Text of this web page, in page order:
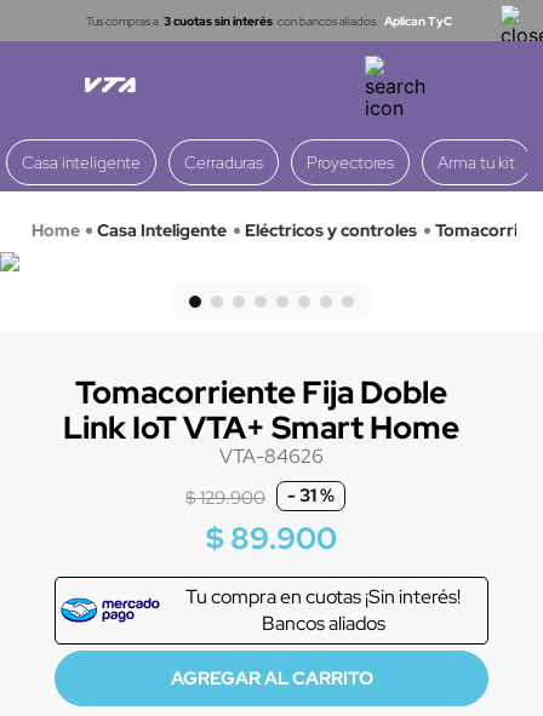
Tus compras a 3 cuotas sin interés con bancos aliados. Aplican TyC
Casa inteligente Cerraduras Proyectores Arma tu kit
Casa Inteligente Eléctricos y controles
Tomacorriente Fija Doble
Link IoT VTA+ Smart Home
VTA-84626
$129.900 -31 %
$89.900
Tu compra encuotas ¡Sin interés!
Bancos aliados